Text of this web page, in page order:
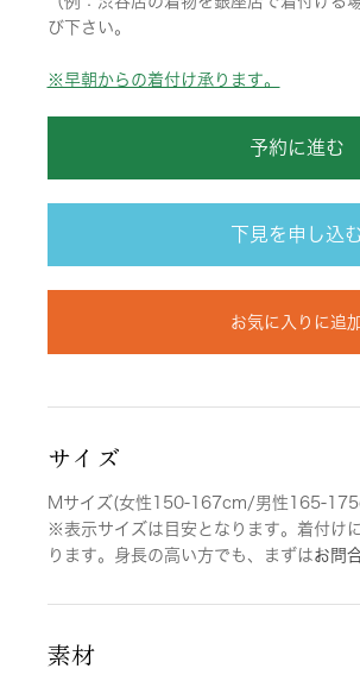
び下さい。
※早朝からの着付け承ります。
予約に進む
下見を申し込
お気に入りに追加
サイズ
Mサイズ(女性150-167cm/男性165-
※表示サイズは目安となります。着付け
ります。身長の高い方でも、まずはお問
素材